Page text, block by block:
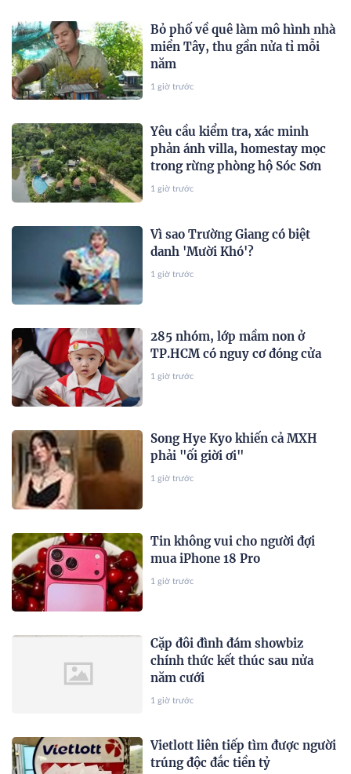
Bỏ phố về quê làm mô hình nhà
miền Tây, thu gần nửa tỉ mỗi
năm
1 giờ trước
Yêu cầu kiểm tra, xác minh
phản ánh villa, homestay mọc
trong rừng phòng hộ Sóc Sơn
1 giờ trước
Vì sao Trường Giang có biệt
danh 'Mười Khó'?
1 giờ trước
285 nhóm, lớp mầm non ở
TP.HCM có nguy cơ đóng cửa
1 giờ trước
Song Hye Kyo khiến cả MXH
phải "ối giời ơi"
1 giờ trước
Tin không vui cho người đợi
mua iPhone 18 Pro
1 giờ trước
Cặp đôi đình đám showbiz
chính thức kết thúc sau nửa
năm cưới
1 giờ trước
Vietlott liên tiếp tìm được người
trúng độc đắc tiền tỷ